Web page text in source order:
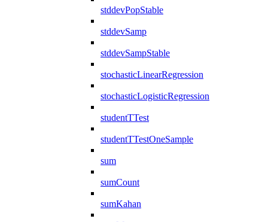
stddevPopStable
stddevSamp
stddevSampStable
stochasticLinearRegression
stochasticLogisticRegression
studentTTest
studentTTestOneSample
sum
sumCount
sumKahan